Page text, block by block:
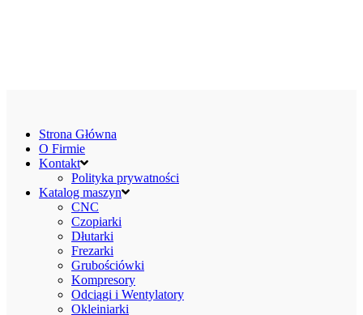
Strona Główna
O Firmie
Kontakt
Polityka prywatności
Katalog maszyn
CNC
Czopiarki
Dłutarki
Frezarki
Grubościówki
Kompresory
Odciągi i Wentylatory
Okleiniarki